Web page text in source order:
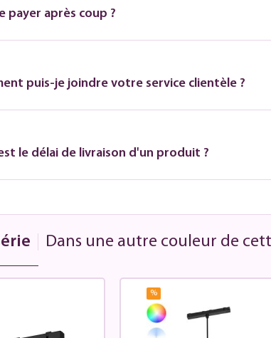
payer après coup ?
puis-je joindre votre service clientèle ?
le délai de livraison d'un produit ?
Dans une autre couleur de
%